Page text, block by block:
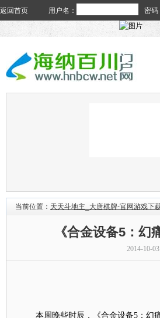
返回首页 用户名： 密码
当前位置： 天天斗地主_大唐棋牌-官网游戏下
《合金设备5：
2014-10-
本周晚些时辰，《合金设备5：幻